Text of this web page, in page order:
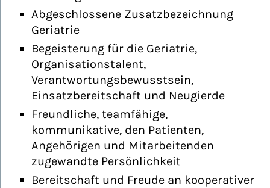
Abgeschlossene Zusatzbezeichnung
Geriatrie
Begeisterung für die Geriatrie,
Organisationstalent,
Verantwortungsbewusstsein,
Einsatzbereitschaft und Neugierde
Freundliche, teamfähige,
kommunikative, den Patienten,
Angehörigen und Mitarbeitenden
zugewandte Persönlichkeit
Bereitschaft und Freude an kooperativer